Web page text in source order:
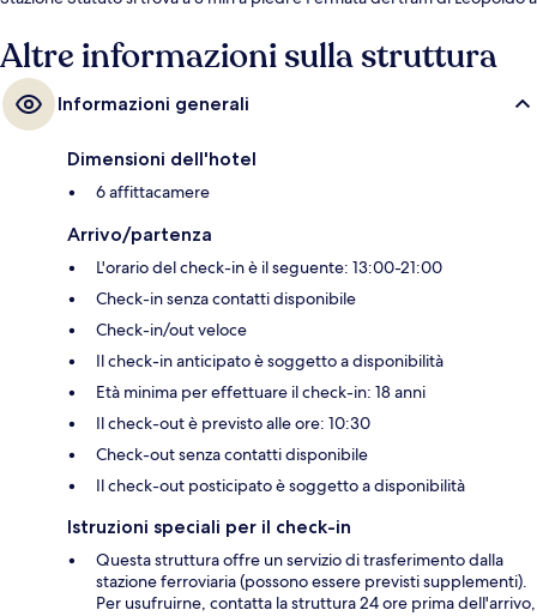
Altre informazioni sulla struttura
Informazioni generali
Dimensioni dell'hotel
6 affittacamere
Arrivo/partenza
L'orario del check-in è il seguente: 13:00-21:00
Check-in senza contatti disponibile
Check-in/out veloce
Il check-in anticipato è soggetto a disponibilità
Età minima per effettuare il check-in: 18 anni
Il check-out è previsto alle ore: 10:30
Check-out senza contatti disponibile
Il check-out posticipato è soggetto a disponibilità
Istruzioni speciali per il check-in
Questa struttura offre un servizio di trasferimento dalla
stazione ferroviaria (possono essere previsti supplementi).
Per usufruirne, contatta la struttura 24 ore prima dell'arrivo,